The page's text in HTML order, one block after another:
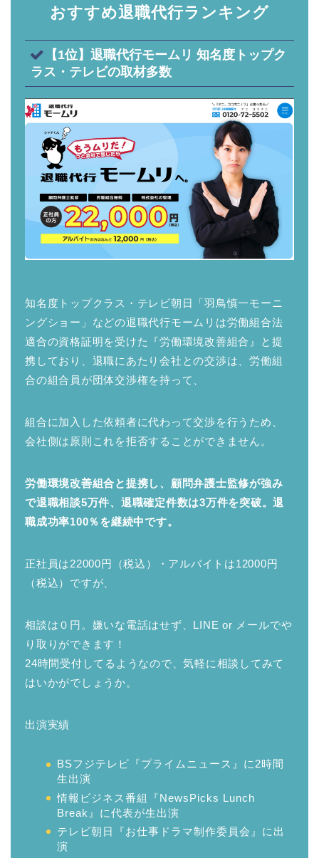
おすすめ退職代行ランキング
【1位】退職代行モームリ 知名度トップク
ラス・テレビの取材多数
知名度トップクラス・テレビ朝日「羽鳥慎一モーニ
ングショー」などの退職代行モームリは労働組合法
適合の資格証明を受けた『労働環境改善組合』と提
携しており、退職にあたり会社との交渉は、労働組
合の組合員が団体交渉権を持って、
組合に加入した依頼者に代わって交渉を行うため、
会社側は原則これを拒否することができません。
労働環境改善組合と提携し、顧問弁護士監修が強み
で退職相談5万件、退職確定件数は3万件を突破。退
職成功率100％を継続中です。
正社員は22000円（税込）・アルバイトは12000円
（税込）ですが、
相談は０円。嫌いな電話はせず、LINE or メールでや
り取りができます！
24時間受付してるようなので、気軽に相談してみて
はいかがでしょうか。
出演実績
BSフジテレビ『プライムニュース』に2時間
生出演
情報ビジネス番組『NewsPicks Lunch
Break』に代表が生出演
テレビ朝日『お仕事ドラマ制作委員会』に出
演